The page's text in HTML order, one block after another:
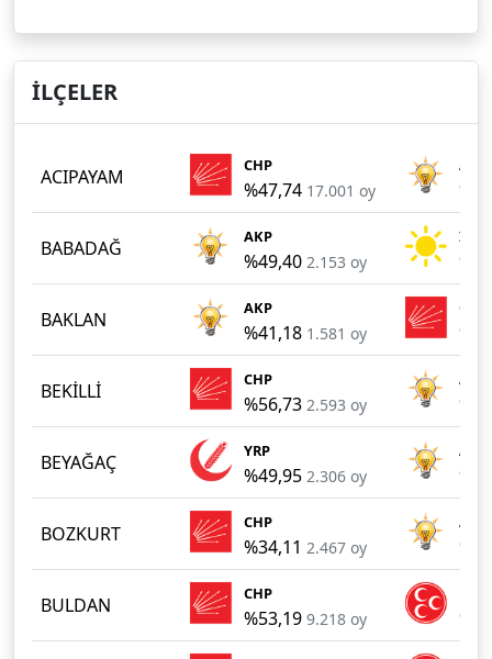
İLÇELER
ACIPAYAM CHP
%47,74 17.001 oy
AKP
BABADAĞ AKP
%49,40 2.153 oy
İYİ
BAKLAN AKP
%41,18 1.581 oy
CHP
BEKİLLİ CHP
%56,73 2.593 oy
AKP
BEYAĞAÇ YRP
%49,95 2.306 oy
AKP
BOZKURT CHP
%34,11 2.467 oy
AKP
BULDAN CHP
%53,19 9.218 oy